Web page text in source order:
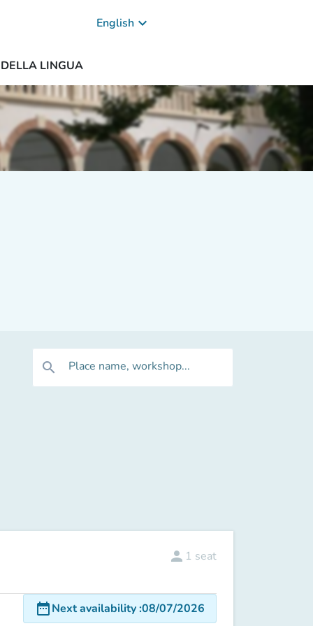
English keyboard_arrow_down
LINGUA
search Place name, workshop...
person 1 seat
date_rangeNext availability:08/07/2026